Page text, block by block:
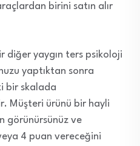
birini satın alır
diğer yaygın ters psikoloji
yaptıktan sonra
bir skalada
Müşteri ürünü bir hayli
görünürsünüz ve
4 puan vereceğini